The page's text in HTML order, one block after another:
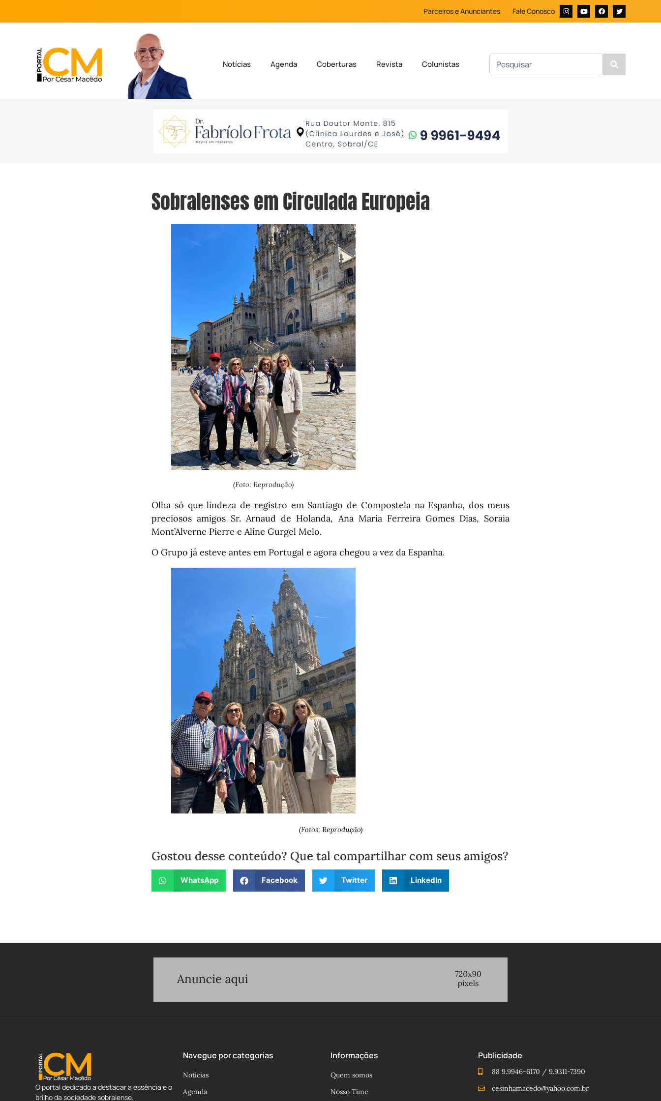
Parceiros e Anunciantes Fale Conosco
Notícias Agenda Coberturas Revista Colunistas
Sobralenses em Circulada Europeia
(Foto: Reprodução)
Olha só que lindeza de registro em Santiago de Compostela na Espanha, dos meus
preciosos amigos Sr. Arnaud de Holanda, Ana Maria Ferreira Gomes Dias, Soraia
Mont’Alverne Pierre e Aline Gurgel Melo.
O Grupo já esteve antes em Portugal e agora chegou a vez da Espanha.
(Fotos: Reprodução)
Gostou desse conteúdo? Que tal compartilhar com seus amigos?
WhatsApp Facebook Twitter LinkedIn
O portal dedicado a destacar a essência e o
brilho da sociedade sobralense.
Navegue por categorias
Notícias
Agenda
Informações
Quem somos
Nosso Time
Publicidade
88 9.9946-6170 / 9.9311-7390
cesinhamacedo@yahoo.com.br